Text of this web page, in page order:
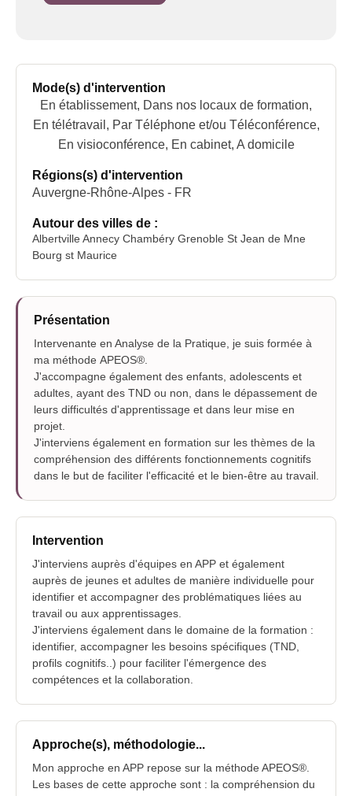
Mode(s) d'intervention
En établissement, Dans nos locaux de formation,
En télétravail, Par Téléphone et/ou Téléconférence,
En visioconférence, En cabinet, A domicile
Régions(s) d'intervention
Auvergne-Rhône-Alpes - FR
Autour des villes de :
Albertville Annecy Chambéry Grenoble St Jean de Mne
Bourg st Maurice
Présentation
Intervenante en Analyse de la Pratique, je suis formée à
ma méthode APEOS®.
J'accompagne également des enfants, adolescents et
adultes, ayant des TND ou non, dans le dépassement de
leurs difficultés d'apprentissage et dans leur mise en
projet.
J'interviens également en formation sur les thèmes de la
compréhension des différents fonctionnements cognitifs
dans le but de faciliter l'efficacité et le bien-être au travail.
Intervention
J'interviens auprès d'équipes en APP et également
auprès de jeunes et adultes de manière individuelle pour
identifier et accompagner des problématiques liées au
travail ou aux apprentissages.
J'interviens également dans le domaine de la formation :
identifier, accompagner les besoins spécifiques (TND,
profils cognitifs..) pour faciliter l'émergence des
compétences et la collaboration.
Approche(s), méthodologie...
Mon approche en APP repose sur la méthode APEOS®.
Les bases de cette approche sont : la compréhension du